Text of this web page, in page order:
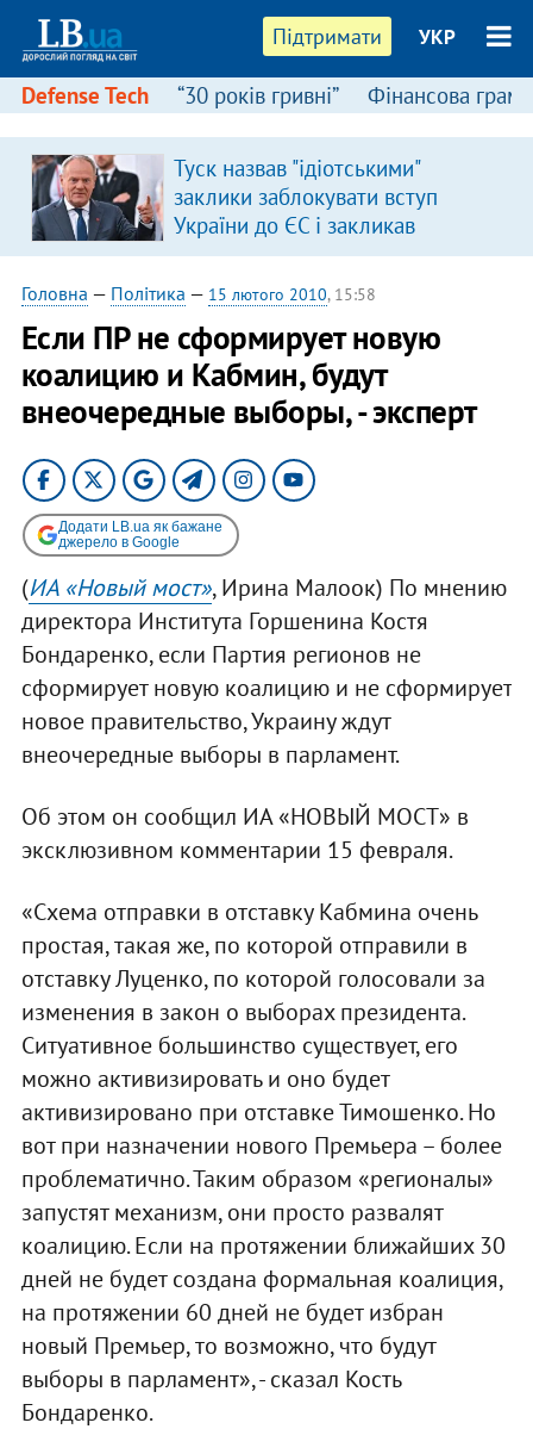
Підтримати УКР
Defense Tech “30 років гривні” Фінансова
Туск назвав "ідіотськими"
заклики заблокувати вступ
України до ЄС і закликав
припинити антиукраїнську
риторику
Головна — Політика — 15 лютого 2010, 15:58
Если ПР не сформирует новую
коалицию и Кабмин, будут
внеочередные выборы, - эксперт
Додати LB.ua як бажане
джерело в Google
(ИА «Новый мост», Ирина Малоок) По мнению
директора Института Горшенина Костя
Бондаренко, если Партия регионов не
сформирует новую коалицию и не сформирует
новое правительство, Украину ждут
внеочередные выборы в парламент.
Об этом он сообщил ИА «НОВЫЙ МОСТ» в
эксклюзивном комментарии 15 февраля.
«Схема отправки в отставку Кабмина очень
простая, такая же, по которой отправили в
отставку Луценко, по которой голосовали за
изменения в закон о выборах президента.
Ситуативное большинство существует, его
можно активизировать и оно будет
активизировано при отставке Тимошенко. Но
вот при назначении нового Премьера – более
проблематично. Таким образом «регионалы»
запустят механизм, они просто развалят
коалицию. Если на протяжении ближайших 30
дней не будет создана формальная коалиция,
на протяжении 60 дней не будет избран
новый Премьер, то возможно, что будут
выборы в парламент», - сказал Кость
Бондаренко.